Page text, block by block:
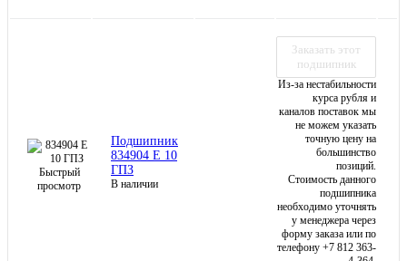
Быстрый
просмотр
Подшипник
834904 Е 10
ГПЗ
В наличии
Заказать этот
подшипник
Из-за нестабильности
курса рубля и
каналов поставок мы
не можем указать
точную цену на
большинство
позиций.
Стоимость данного
подшипника
необходимо уточнять
у менеджера через
форму заказа или по
телефону +7 812 363-